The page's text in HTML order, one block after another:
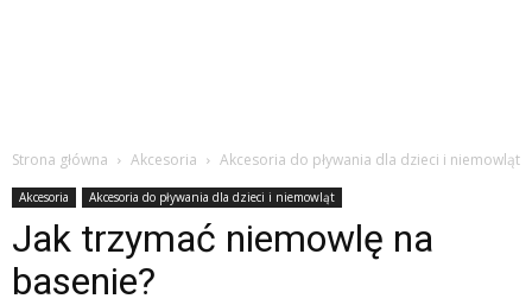
Strona główna Akcesoria Akcesoria do pływania dla dzieci i niemowląt
Akcesoria Akcesoria do pływania dla dzieci i niemowląt
Jak trzymać niemowlę na
basenie?